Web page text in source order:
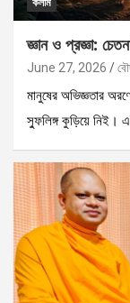
কলাম
জ্ঞান ও প্রজ্ঞা:
June 27, 2026
মানুষের অভিজ্ঞতার
স্ফুলিঙ্গ কুড়িয়ে নিই।